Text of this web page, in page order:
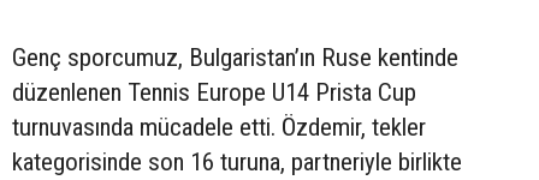
Genç sporcumuz, Bulgaristan’ın Ruse kentinde
düzenlenen Tennis Europe U14 Prista Cup
turnuvasında mücadele etti. Özdemir, tekler
kategorisinde son 16 turuna, partneriyle birlikte